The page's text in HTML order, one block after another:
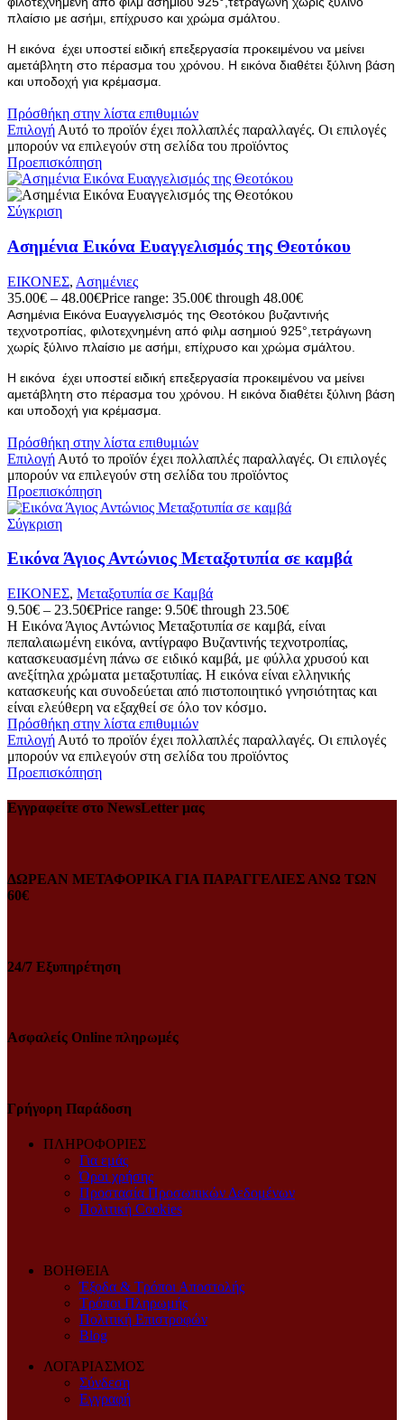
πλαίσιο με ασήμι, επίχρυσο και χρώμα σμάλτου.
Η εικόνα έχει υποστεί ειδική επεξεργασία προκειμένου να μείνει
αμετάβλητη στο πέρασμα του χρόνου. Η εικόνα διαθέτει ξύλινη βάση
και υποδοχή για κρέμασμα.
Πρόσθήκη στην λίστα επιθυμιών
Επιλογή Αυτό το προϊόν έχει πολλαπλές παραλλαγές. Οι επιλογές
μπορούν να επιλεγούν στη σελίδα του προϊόντος
Προεπισκόπηση
Σύγκριση
Ασημένια Εικόνα Ευαγγελισμός της Θεοτόκου
ΕΙΚΟΝΕΣ, Ασημένιες
35.00€ – 48.00€Price range: 35.00€ through 48.00€
Ασημένια Εικόνα Ευαγγελισμός της Θεοτόκου βυζαντινής
τεχνοτροπίας, φιλοτεχνημένη από φιλμ ασημιού 925°,τετράγωνη
χωρίς ξύλινο πλαίσιο με ασήμι, επίχρυσο και χρώμα σμάλτου.
Η εικόνα έχει υποστεί ειδική επεξεργασία προκειμένου να μείνει
αμετάβλητη στο πέρασμα του χρόνου. Η εικόνα διαθέτει ξύλινη βάση
και υποδοχή για κρέμασμα.
Πρόσθήκη στην λίστα επιθυμιών
Επιλογή Αυτό το προϊόν έχει πολλαπλές παραλλαγές. Οι επιλογές
μπορούν να επιλεγούν στη σελίδα του προϊόντος
Προεπισκόπηση
Σύγκριση
Εικόνα Άγιος Αντώνιος Μεταξοτυπία σε καμβά
ΕΙΚΟΝΕΣ, Μεταξοτυπία σε Καμβά
9.50€ – 23.50€Price range: 9.50€ through 23.50€
Η Εικόνα Άγιος Αντώνιος Μεταξοτυπία σε καμβά, είναι
πεπαλαιωμένη εικόνα, αντίγραφο Βυζαντινής τεχνοτροπίας,
κατασκευασμένη πάνω σε ειδικό καμβά, με φύλλα χρυσού και
ανεξίτηλα χρώματα μεταξοτυπίας. Η εικόνα είναι ελληνικής
κατασκευής και συνοδεύεται από πιστοποιητικό γνησιότητας και
είναι ελεύθερη να εξαχθεί σε όλο τον κόσμο.
Πρόσθήκη στην λίστα επιθυμιών
Επιλογή Αυτό το προϊόν έχει πολλαπλές παραλλαγές. Οι επιλογές
μπορούν να επιλεγούν στη σελίδα του προϊόντος
Προεπισκόπηση
Εγγραφείτε στο NewsLetter μας
ΔΩΡΕΑΝ ΜΕΤΑΦΟΡΙΚΑ ΓΙΑ ΠΑΡΑΓΓΕΛΙΕΣ ΑΝΩ ΤΩΝ
60€
24/7 Εξυπηρέτηση
Ασφαλείς Online πληρωμές
Γρήγορη Παράδοση
ΠΛΗΡΟΦΟΡΙΕΣ
Για εμάς
Όροι χρήσης
Προστασία Προσωπικών Δεδομένων
Πολιτική Cookies
ΒΟΗΘΕΙΑ
Έξοδα & Τρόποι Αποστολής
Τρόποι Πληρωμής
Πολιτική Επιστροφών
Blog
ΛΟΓΑΡΙΑΣΜΟΣ
Σύνδεση
Εγγραφή